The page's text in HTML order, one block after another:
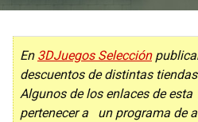
En 3DJuegos Selección
descuentos de distintas
Algunos de los enlaces de
pertenecer a un programa de